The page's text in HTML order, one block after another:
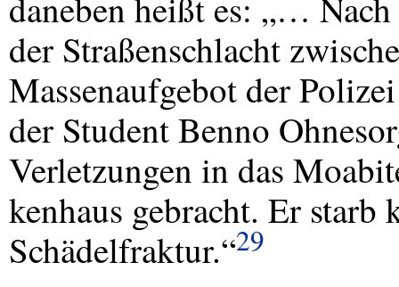
der Straßenschlacht
Massenaufgebot der
der Student Benno
Verletzungen in das
kenhaus gebracht. Er starb
Schädelfraktur.“29